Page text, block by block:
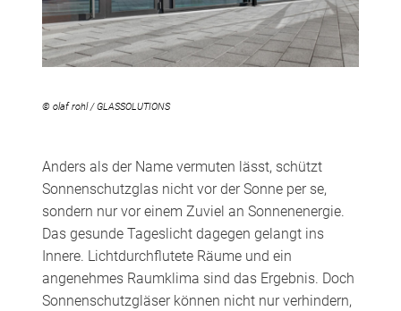
© olaf rohl / GLASSOLUTIONS
Anders als der Name vermuten lässt, schützt
Sonnenschutzglas nicht vor der Sonne per se,
sondern nur vor einem Zuviel an Sonnenenergie.
Das gesunde Tageslicht dagegen gelangt ins
Innere. Lichtdurchflutete Räume und ein
angenehmes Raumklima sind das Ergebnis. Doch
Sonnenschutzgläser können nicht nur verhindern,